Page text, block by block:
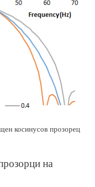
косинусов прозорец
на